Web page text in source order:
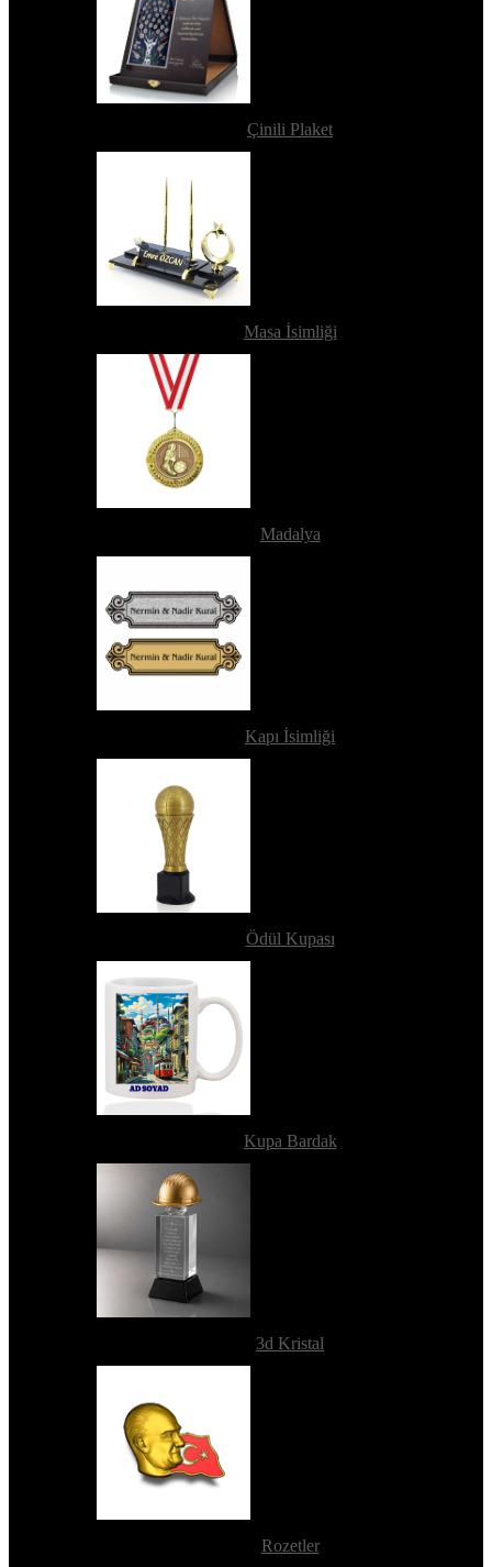
Çinili Plaket
Masa İsimliği
Madalya
Kapı İsimliği
Ödül Kupası
Kupa Bardak
3d Kristal
Rozetler